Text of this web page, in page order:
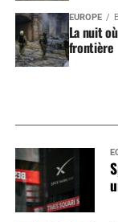
EUROPE
La nuit
frontière